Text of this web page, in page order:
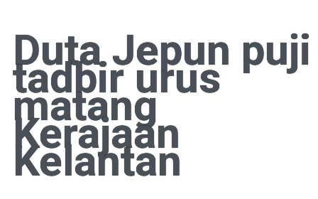
Duta Jepun puji
tadbir urus
matang
Kerajaan
Kelantan